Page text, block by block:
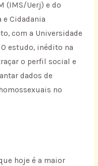
(IMS/Uerj) e do
e Cidadania
com a Universidade
O estudo, inédito na
o perfil social e
dados de
no
hoje é a maior